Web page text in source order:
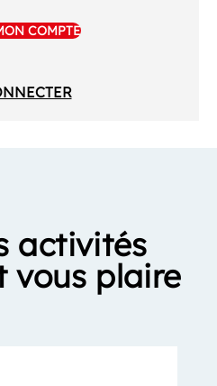
COMPTE
activités
vous plaire